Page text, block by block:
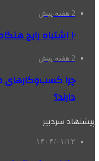
2 هفته پیش
۱۰ اشتباه رایج هنگام انتخاب تاورکرین برای پروژه
2 هفته پیش
چرا
دارند؟
پیشنهاد سردبیر
۱۴۰۴/۰۱/۱۲